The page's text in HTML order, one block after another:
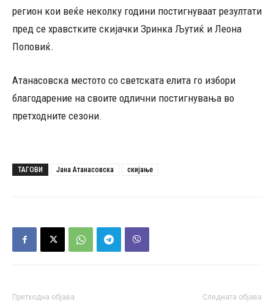
регион кои веќе неколку години постигнуваат резултати
пред се хравстките скијачки Зринка Љутиќ и Леона
Поповиќ.
Атанасовска местото со светската елита го избори
благодарение на своите одлични постигнувања во
претходните сезони.
ТАГОВИ Јана Атанасовска скијање
Претходна објава Следната објава